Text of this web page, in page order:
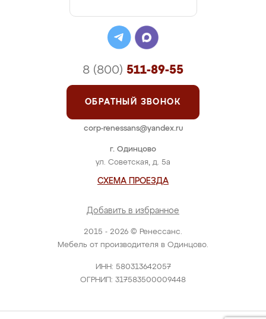
2015 - 2026 © Ренессанс.
Мебель от производителя в Одинцово.
ИНН: 580313642057
ОГРНИП: 317583500009448
г. Одинцово
ул. Советская, д. 5а
СХЕМА ПРОЕЗДА
Добавить в избранное
8 (800) 511-89-55
ОБРАТНЫЙ ЗВОНОК
corp-renessans@yandex.ru